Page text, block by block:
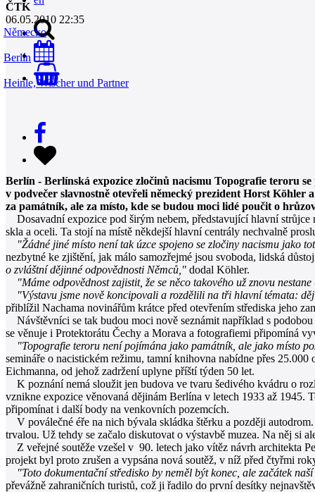
0
ČTK
06.05.2010 22:35
Německo
Berlín
Heinle, Wischer und Partner
Berlín - Berlínská expozice zločinů nacismu Topografie teroru
v podvečer slavnostně otevřeli německý prezident Horst
za památník, ale za místo, kde se budou moci lidé poučit o
Dosavadní expozice pod širým nebem, představující hlavní
skla a oceli. Ta stojí na místě někdejší hlavní centrály nechvalně
"Žádné jiné místo není tak úzce spojeno se zločiny nacismu jako
nezbytné ke zjištění, jak málo samozřejmé jsou svoboda, lidská
o zvláštní dějinné odpovědnosti Němců," dodal Köhler.
"Máme odpovědnost zajistit, že se něco takového už znovu
"Výstavu jsme nově koncipovali a rozdělili na tři hlavní témata:
přiblížil Nachama novinářům krátce před otevřením střediska jeho
Návštěvníci se tak budou moci nově seznámit například s
se věnuje i Protektorátu Čechy a Morava a fotografiemi připomíná
"Topografie teroru není pojímána jako památník, ale jako místo
semináře o nacistickém režimu, tamní knihovna nabídne přes
Eichmanna, od jehož zadržení uplyne příští týden 50 let.
K poznání nemá sloužit jen budova ve tvaru šedivého kvádru o
vznikne expozice věnovaná dějinám Berlína v letech 1933 až 1945.
připomínat i další body na venkovních pozemcích.
V poválečné éře na nich bývala skládka štěrku a později
trvalou. Už tehdy se začalo diskutovat o výstavbě muzea. Na něj si
Z veřejné soutěže vzešel v 90. letech jako vítěz návrh architekta
projekt byl proto zrušen a vypsána nová soutěž, v níž před čtyřmi
"Toto dokumentační středisko by neměl být konec, ale začátek
převážně zahraničních turistů, což ji řadilo do první desítky